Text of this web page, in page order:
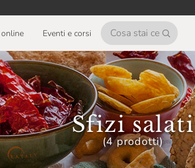
Eventi e corsi
Sfizi salati
(4 prodotti)